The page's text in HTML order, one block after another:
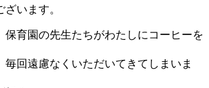
います。
保育園の先生たちがわたしにコーヒーを
毎回遠慮なくいただいてきてしまいま